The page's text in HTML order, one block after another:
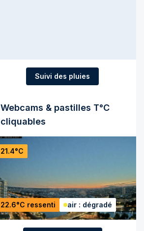
Suivi des pluies
Webcams & pastilles T°C
cliquables
21.4°C
22.6°C ressenti air : dégradé